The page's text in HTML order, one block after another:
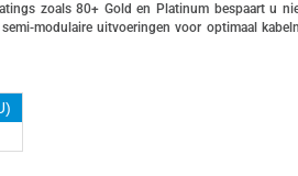
zoals 80+ Gold en Platinum bespaart u
modulaire uitvoeringen voor optimaal